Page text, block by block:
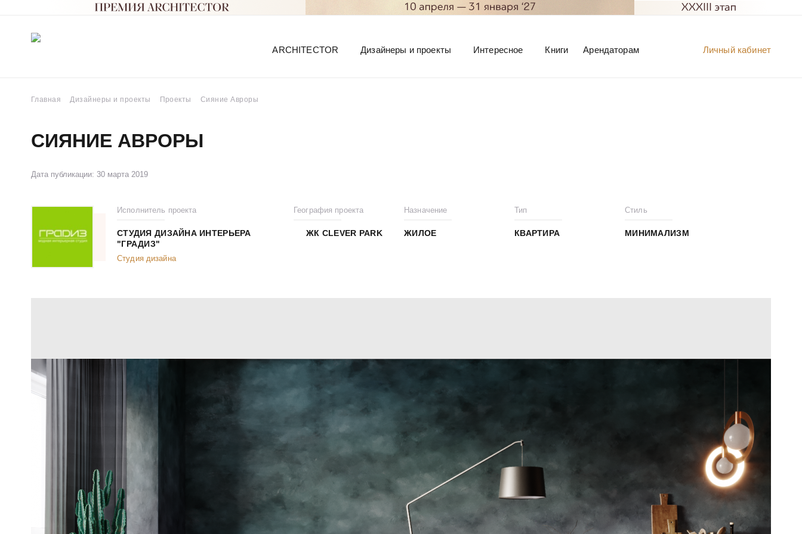
Личный кабинет
ARCHITECTOR Дизайнеры и проекты Интересное Книги Арендаторам
Главная Дизайнеры и проекты Проекты Сияние Авроры
СИЯНИЕ АВРОРЫ
Дата публикации: 30 марта 2019
Исполнитель проекта
СТУДИЯ ДИЗАЙНА ИНТЕРЬЕРА
"ГРАДИЗ"
Студия дизайна
География проекта
ЖК CLEVER PARK
Назначение
ЖИЛОЕ
Тип
КВАРТИРА
Стиль
МИНИМАЛИЗМ